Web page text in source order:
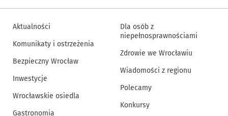
Aktualności
Komunikaty i ostrzeżenia
Bezpieczny Wrocław
Inwestycje
Wrocławskie osiedla
Gastronomia
Dla osób z
niepełnosprawnościami
Zdrowie we Wrocławiu
Wiadomości z regionu
Polecamy
Konkursy